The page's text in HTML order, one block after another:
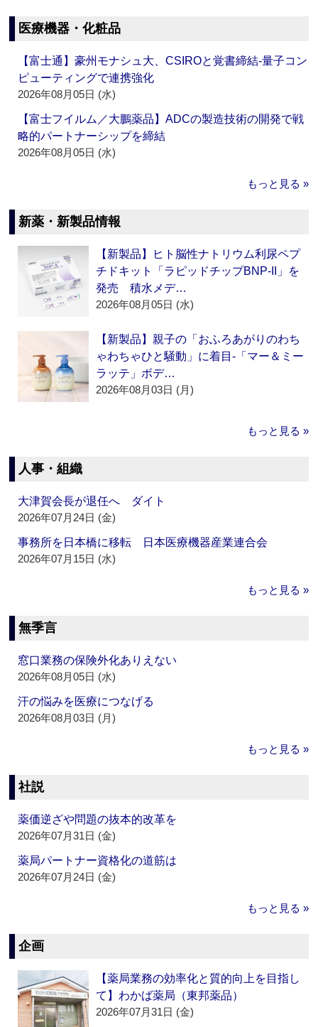
医療機器・化粧品
【富士通】豪州モナシュ大、CSIROと覚書締結‐量子コン
ピューティングで連携強化
2026年08月05日 (水)
【富士フイルム／大鵬薬品】ADCの製造技術の開発で戦
略的パートナーシップを締結
2026年08月05日 (水)
もっと見る »
新薬・新製品情報
【新製品】ヒト脳性ナトリウム利尿ペプ
チドキット「ラピッドチップBNP-II」を
発売 積水メデ…
2026年08月05日 (水)
【新製品】親子の「おふろあがりのわち
ゃわちゃひと騒動」に着目‐「マー＆ミー
ラッテ」ボデ…
2026年08月03日 (月)
もっと見る »
人事・組織
大津賀会長が退任へ ダイト
2026年07月24日 (金)
事務所を日本橋に移転 日本医療機器産業連合会
2026年07月15日 (水)
もっと見る »
無季言
窓口業務の保険外化ありえない
2026年08月05日 (水)
汗の悩みを医療につなげる
2026年08月03日 (月)
もっと見る »
社説
薬価逆ざや問題の抜本的改革を
2026年07月31日 (金)
薬局パートナー資格化の道筋は
2026年07月24日 (金)
もっと見る »
企画
【薬局業務の効率化と質的向上を目指し
て】わかば薬局（東邦薬品）
2026年07月31日 (金)